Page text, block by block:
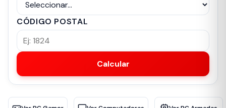
CÓDIGO POSTAL
Calcular